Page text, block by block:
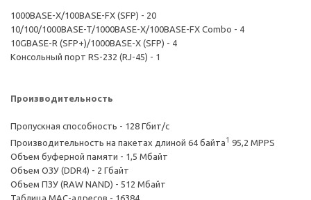
1000BASE-X/100BASE-FX (SFP) - 20
10/100/1000BASE-T/1000BASE-X/100BASE-FX Combo - 4
10GBASE-R (SFP+)/1000BASE-X (SFP) - 4
Консольный порт RS-232 (RJ-45) - 1
Производительность
Пропускная способность - 128 Гбит/с
Производительность на пакетах длиной 64 байта1 95,2 MPPS
Объем буферной памяти - 1,5 Мбайт
Объем ОЗУ (DDR4) - 2 Гбайт
Объем ПЗУ (RAW NAND) - 512 Мбайт